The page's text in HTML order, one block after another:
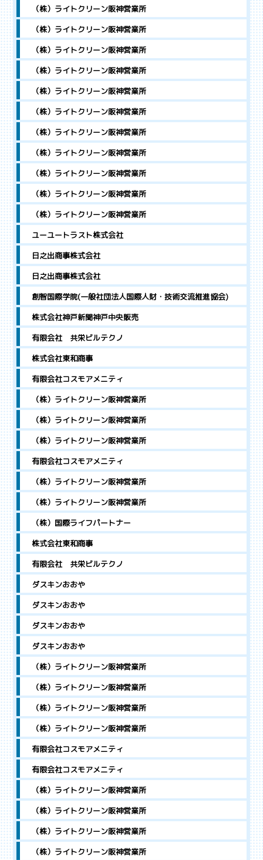
（株）ライトクリーン阪神営業所
（株）ライトクリーン阪神営業所
（株）ライトクリーン阪神営業所
（株）ライトクリーン阪神営業所
（株）ライトクリーン阪神営業所
（株）ライトクリーン阪神営業所
（株）ライトクリーン阪神営業所
（株）ライトクリーン阪神営業所
（株）ライトクリーン阪神営業所
（株）ライトクリーン阪神営業所
（株）ライトクリーン阪神営業所
ユーユートラスト株式会社
日之出商事株式会社
日之出商事株式会社
創智国際学院(一般社団法人国際人財・技術交流推進協会)
株式会社神戸新聞神戸中央販売
有限会社 共栄ビルテクノ
株式会社東和商事
有限会社コスモアメニティ
（株）ライトクリーン阪神営業所
（株）ライトクリーン阪神営業所
（株）ライトクリーン阪神営業所
有限会社コスモアメニティ
（株）ライトクリーン阪神営業所
（株）ライトクリーン阪神営業所
（株）国際ライフパートナー
株式会社東和商事
有限会社 共栄ビルテクノ
ダスキンおおや
ダスキンおおや
ダスキンおおや
ダスキンおおや
（株）ライトクリーン阪神営業所
（株）ライトクリーン阪神営業所
（株）ライトクリーン阪神営業所
（株）ライトクリーン阪神営業所
有限会社コスモアメニティ
有限会社コスモアメニティ
（株）ライトクリーン阪神営業所
（株）ライトクリーン阪神営業所
（株）ライトクリーン阪神営業所
（株）ライトクリーン阪神営業所